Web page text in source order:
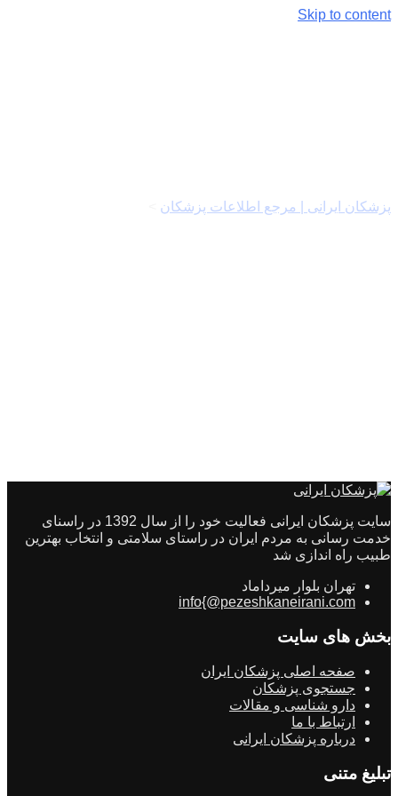
Skip to content
پزشکان ایرانی | مرجع اطلاعات پزشکان
سایت پزشکان ایرانی فعالیت خود را از سال 1392 در راسنای
خدمت رسانی به مردم ایران در راستای سلامتی و انتخاب بهترین
طبیب راه اندازی شد
تهران بلوار میرداماد
info{@pezeshkaneirani.com
بخش های سایت
صفحه اصلی پزشکان ایران
جستجوی پزشکان
دارو شناسی و مقالات
ارتباط با ما
درباره پزشکان ایرانی
تبلیغ متنی